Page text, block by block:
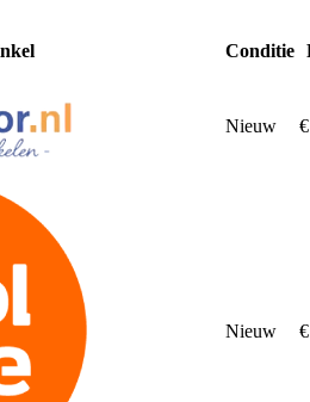
Conditie
Nieuw
Nieuw